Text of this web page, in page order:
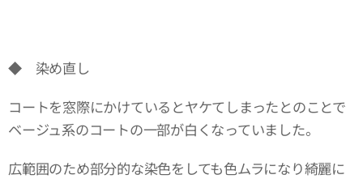
◆ 染め直し
コートを窓際にかけているとヤケてしまったとのことで
ベージュ系のコートの一部が白くなっていました。
広範囲のため部分的な染色をしても色ムラになり綺麗に